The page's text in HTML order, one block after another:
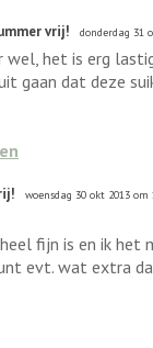
vrij! donderdag 31
wel, het is erg
gaan dat deze
woensdag 30 okt 2013 om
fijn is en ik het
evt. wat extra